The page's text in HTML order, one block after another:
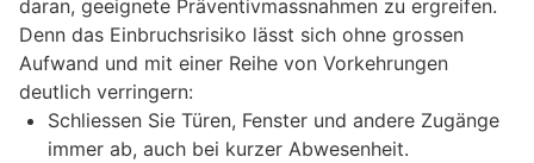
daran, geeignete Präventivmassnahmen zu ergreifen.
Denn das Einbruchsrisiko lässt sich ohne grossen
Aufwand und mit einer Reihe von Vorkehrungen
deutlich verringern:
Schliessen Sie Türen, Fenster und andere Zugänge
immer ab, auch bei kurzer Abwesenheit.